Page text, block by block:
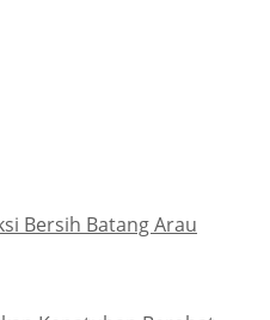
Bersih Batang Arau